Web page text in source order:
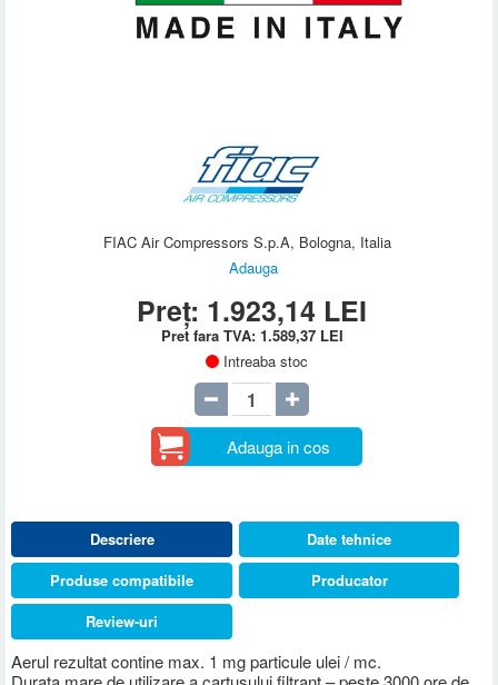
FIAC Air Compressors S.p.A, Bologna, Italia
Adauga
Preț: 1.923,14 LEI
Pret fara TVA: 1.589,37 LEI
Intreaba stoc
Adauga in cos
Descriere
Aerul rezultat contine max. 1 mg particule ulei / mc.
Date tehnice
Produse compatibile
Producator
Review-uri